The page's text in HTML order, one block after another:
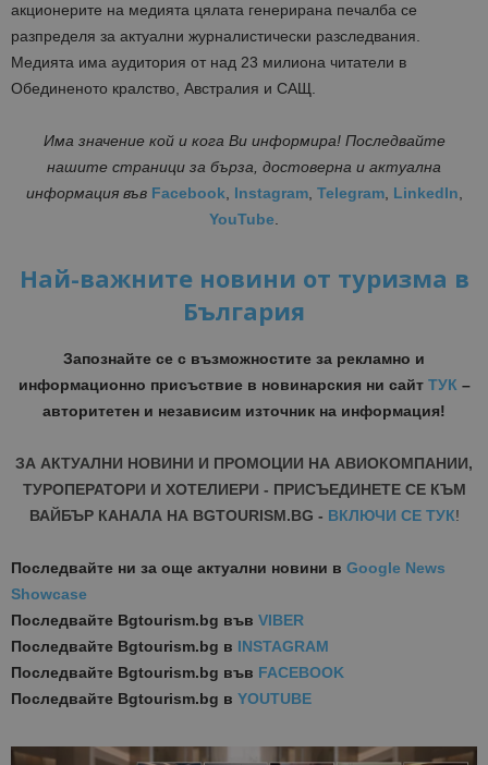
акционерите на медията цялата генерирана печалба се
разпределя за актуални журналистически разследвания.
Медията има аудитория от над 23 милиона читатели в
Обединеното кралство, Австралия и САЩ.
Има значение кой и кога Ви информира! Последвайте
нашите страници за бърза, достоверна и актуална
информация във Facebook, Instagram, Telegram, LinkedIn,
YouTube.
Най-важните новини от туризма в
България
Запознайте се с възможностите за рекламно и
информационно присъствие в новинарския ни сайт ТУК–
авторитетен и независим източник на информация!
ЗА АКТУАЛНИ НОВИНИ И ПРОМОЦИИ НА АВИОКОМПАНИИ,
ТУРОПЕРАТОРИ И ХОТЕЛИЕРИ - ПРИСЪЕДИНЕТЕ СЕ КЪМ
ВАЙБЪР КАНАЛА НА BGTOURISM.BG - ВКЛЮЧИ СЕ ТУК!
Последвайте ни за още актуални новини в Google News
Showcase
Последвайте Bgtourism.bg във VIBER
Последвайте Bgtourism.bg в INSTAGRAM
Последвайте Bgtourism.bg във FACEBOOK
Последвайте Bgtourism.bg в YOUTUBE